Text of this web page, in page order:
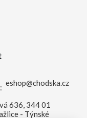
eshop@chodska.cz
636, 344 01
- Týnské